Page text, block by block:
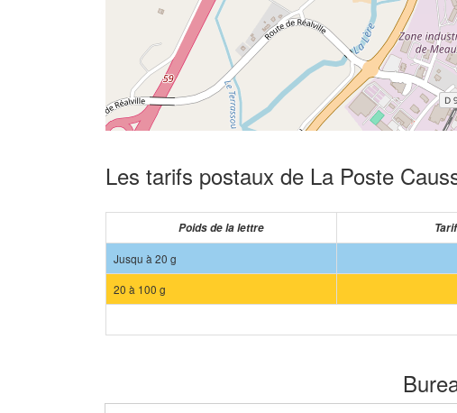
Les tarifs postaux de La Poste
Poids de la lettre
Jusqu à 20 g
20 à 100 g